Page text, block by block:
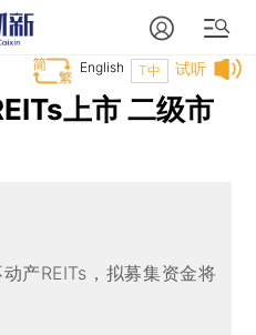
试听
T中
English
上市 二级市
产REITs，拟募集资金将